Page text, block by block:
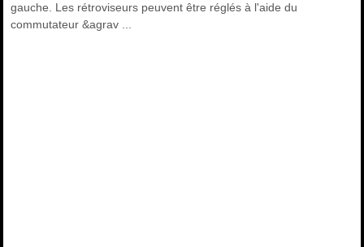
gauche. Les rétroviseurs peuvent être réglés à l'aide du
commutateur &agrav ...